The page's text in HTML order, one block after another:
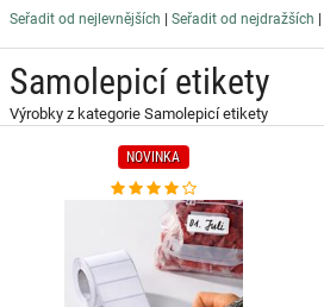
Seřadit od nejlevnějších | Seřadit od nejdražších |
Samolepicí etikety
Výrobky z kategorie Samolepicí etikety
NOVINKA